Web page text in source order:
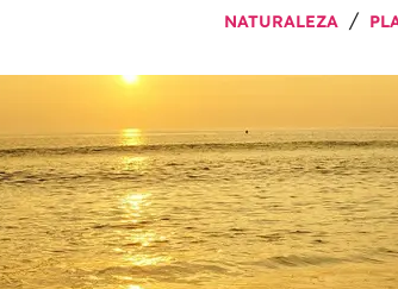
NATURALEZA